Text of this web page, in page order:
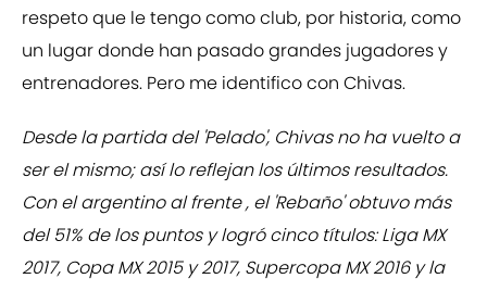
respeto que le tengo como club, por historia, como
un lugar donde han pasado grandes jugadores y
entrenadores. Pero me identifico con Chivas.
Desde la partida del 'Pelado', Chivas no ha vuelto a
ser el mismo; así lo reflejan los últimos resultados.
Con el argentino al frente , el 'Rebaño' obtuvo más
del 51% de los puntos y logró cinco títulos: Liga MX
2017, Copa MX 2015 y 2017, Supercopa MX 2016 y la